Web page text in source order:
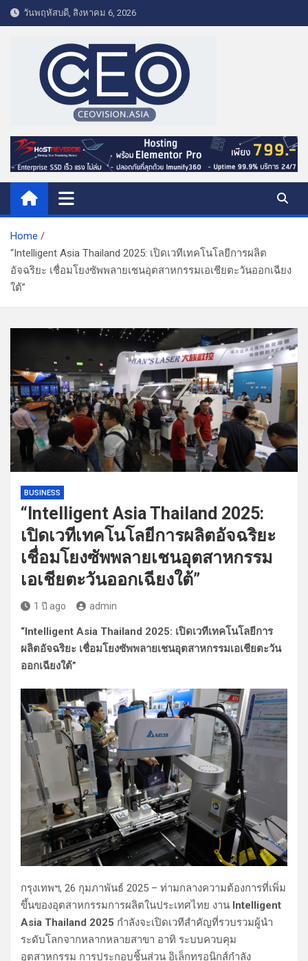
k
e
t
วันพฤหัสบดี, สิงหาคม 6, 2026
CEO VISION.ASIA
Business & Lifestyle
Home
“Intelligent Asia Thailand 2025: เปิดเวทีเทคโนโลยีการผลิต
อัจฉริยะ เชื่อมโยงซัพพลายเชนอุตสาหกรรมเอเชียตะวันออกเฉียง
ใต้”
BUSINESS
“Intelligent Asia Thailand 2025:
เปิดเวทีเทคโนโลยีการผลิตอัจฉริยะ
เชื่อมโยงซัพพลายเชนอุตสาหกรรม
เอเชียตะวันออกเฉียงใต้”
1 ปี ago admin
“Intelligent Asia Thailand 2025: เปิดเวทีเทคโนโลยีการ
ผลิตอัจฉริยะ เชื่อมโยงซัพพลายเชนอุตสาหกรรมเอเชียตะวัน
ออกเฉียงใต้”
กรุงเทพฯ, 26 กุมภาพันธ์ 2025 – ท่ามกลางความต้องการที่เพิ่ม
ขึ้นของอุตสาหกรรมการผลิตในประเทศไทย งาน Intelligent
Asia Thailand 2025 กำลังจะเปิดเวทีสำคัญที่รวบรวมผู้นำ
ระดับโลกจากหลากหลายสาขา อาทิ ระบบควบคุม
อุตสาหกรรม การประกอบชิ้นส่วน อิเล็กทรอนิกส์กำลัง